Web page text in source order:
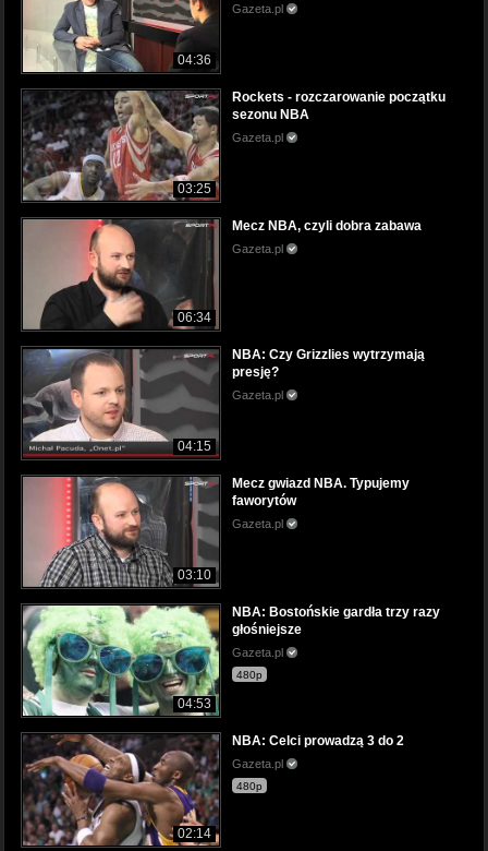
04:36
Gazeta.pl
03:25
Rockets - rozczarowanie początku
sezonu NBA
Gazeta.pl
06:34
Mecz NBA, czyli dobra zabawa
Gazeta.pl
04:15
NBA: Czy Grizzlies wytrzymają
presję?
Gazeta.pl
03:10
Mecz gwiazd NBA. Typujemy
faworytów
Gazeta.pl
04:53
NBA: Bostońskie gardła trzy razy
głośniejsze
Gazeta.pl
480p
02:14
NBA: Celci prowadzą 3 do 2
Gazeta.pl
480p